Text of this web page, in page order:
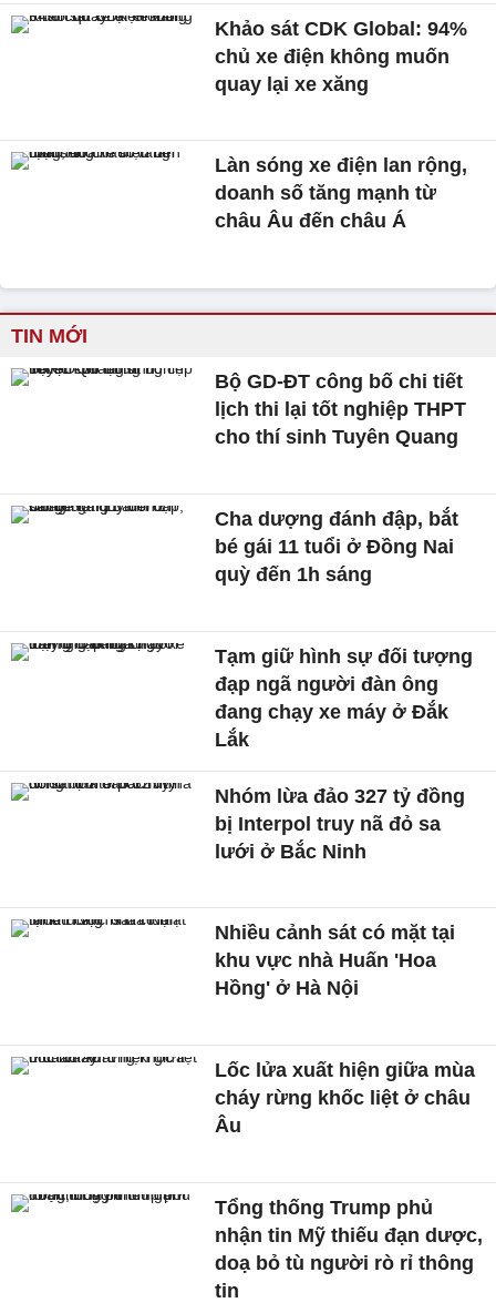
Khảo sát CDK Global: 94%
chủ xe điện không muốn
quay lại xe xăng
Làn sóng xe điện lan rộng,
doanh số tăng mạnh từ
châu Âu đến châu Á
TIN MỚI
Bộ GD-ĐT công bố chi tiết
lịch thi lại tốt nghiệp THPT
cho thí sinh Tuyên Quang
Cha dượng đánh đập, bắt
bé gái 11 tuổi ở Đồng Nai
quỳ đến 1h sáng
Tạm giữ hình sự đối tượng
đạp ngã người đàn ông
đang chạy xe máy ở Đắk
Lắk
Nhóm lừa đảo 327 tỷ đồng
bị Interpol truy nã đỏ sa
lưới ở Bắc Ninh
Nhiều cảnh sát có mặt tại
khu vực nhà Huấn 'Hoa
Hồng' ở Hà Nội
Lốc lửa xuất hiện giữa mùa
cháy rừng khốc liệt ở châu
Âu
Tổng thống Trump phủ
nhận tin Mỹ thiếu đạn dược,
doạ bỏ tù người rò rỉ thông
tin